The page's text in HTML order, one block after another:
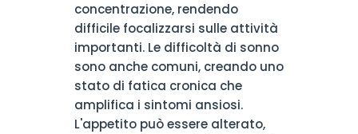
concentrazione, rendendo
difficile focalizzarsi sulle attività
importanti. Le difficoltà di sonno
sono anche comuni, creando uno
stato di fatica cronica che
amplifica i sintomi ansiosi.
L'appetito può essere alterato,